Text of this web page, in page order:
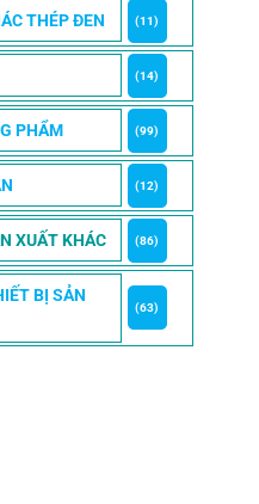
THÉP ĐEN (11)
(14)
PHẨM (99)
(12)
XUẤT KHÁC (86)
BỊ SẢN
(63)